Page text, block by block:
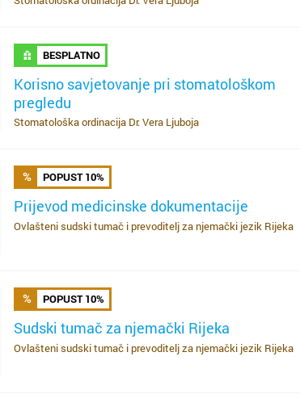
SAZNAJ VIŠE
BESPLATNO
Korisno savjetovanje pri stomatološkom
pregledu
Stomatološka ordinacija Dr. Vera Ljuboja
SAZNAJ VIŠE
POPUST 10%
Prijevod medicinske dokumentacije
Ovlašteni sudski tumač i prevoditelj za njemački jezik Rijeka
SAZNAJ VIŠE
POPUST 10%
Sudski tumač za njemački Rijeka
Ovlašteni sudski tumač i prevoditelj za njemački jezik Rijeka